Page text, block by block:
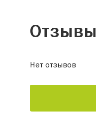
Отзывы
Нет отзывов